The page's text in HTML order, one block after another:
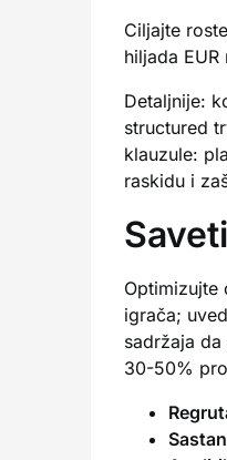
Ciljajte
hiljada
Detaljnije:
structured
klauzule:
raskidu i
Optimizujte
igrača;
sadržaja da
30-50%